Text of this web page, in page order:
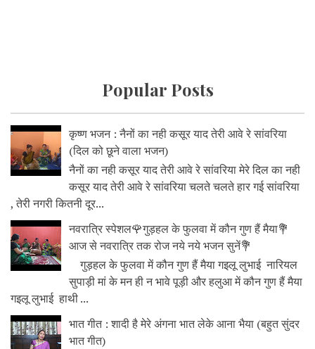
Popular Posts
कृष्ण भजन : नैनों का नही कसूर याद तेरी आवे रे सांवरिया
(दिल को छूने वाला भजन)
नैनों का नही कसूर याद तेरी आवे रे सांवरिया मेरे दिल का नही
कसूर याद तेरी आवे रे सांवरिया चलते चलते हार गई सांवरिया
, तेरी नगरी कितनी दूर...
नवरात्रि स्पेशल🌹गुड़हल के फुलवा में कौन गुण हैं मैया💐
आज से नवरात्रि तक रोज नये नये भजन सुनें💐
गुड़हल के फुलवा में कौन गुण हैं मैया गइलू लुभाई नारियल
सुपाड़ी मां के मन ही न भावे पूड़ी और हलुआ में कौन गुण हैं मैया
गइलू लुभाई हाथी ...
भात गीत : शादी है मेरे अंगना भात लेके आना भैया (बहुत सुंदर
भात गीत)